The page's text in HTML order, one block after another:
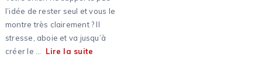
l’idée de rester seul et vous le
montre très clairement ? Il
stresse, aboie et va jusqu’à
créer le …
Lire la suite